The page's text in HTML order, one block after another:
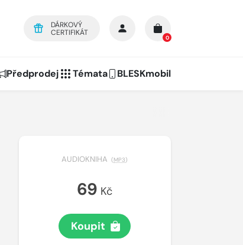
DÁRKOVÝ
CERTIFIKÁT
0
Předprodej Témata BLESKmobil
AUDIOKNIHA (MP3)
69 Kč
Koupit